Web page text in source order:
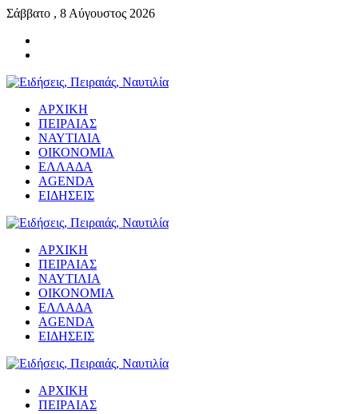
Σάββατο , 8 Αύγουστος 2026
ΑΡΧΙΚΗ
ΠΕΙΡΑΙΑΣ
ΝΑΥΤΙΛΙΑ
ΟΙΚΟΝΟΜΙΑ
ΕΛΛΑΔΑ
AGENDA
ΕΙΔΗΣΕΙΣ
ΑΡΧΙΚΗ
ΠΕΙΡΑΙΑΣ
ΝΑΥΤΙΛΙΑ
ΟΙΚΟΝΟΜΙΑ
ΕΛΛΑΔΑ
AGENDA
ΕΙΔΗΣΕΙΣ
ΑΡΧΙΚΗ
ΠΕΙΡΑΙΑΣ